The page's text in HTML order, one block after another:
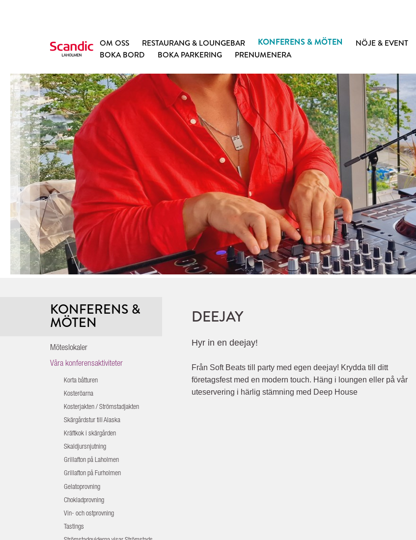
OM OSS RESTAURANG & LOUNGEBAR KONFERENS & MÖTEN NÖJE & EVENT
BOKA BORD
BOKA PARKERING PRENUMENERA
KONFERENS &
MÖTEN
Möteslokaler
Våra konferensaktiviteter
Korta båtturen
Kosteröarna
Kosterjakten / Strömstadjakten
Skärgårdstur till Alaska
Kräftkok i skärgården
Skaldjursnjutning
Grillafton på Laholmen
Grillafton på Furholmen
Gelatoprovning
Chokladprovning
Vin- och ostprovning
Tastings
DEEJAY
Hyr in en deejay!
Från Soft Beats till party med egen deejay! Krydda till ditt
företagsfest med en modern touch. Häng i loungen eller på vår
uteservering i härlig stämning med Deep House